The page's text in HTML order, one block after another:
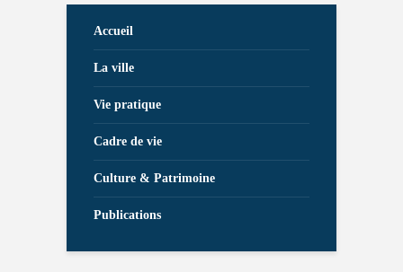
Accueil
La ville
Vie pratique
Cadre de vie
Culture & Patrimoine
Publications